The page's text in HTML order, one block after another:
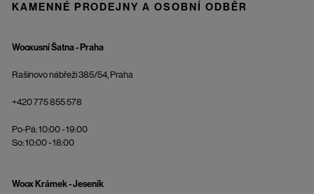
KAMENNÉ PRODEJNY A OSOBNÍ ODBĚR
Wooxusní Šatna - Praha
Rašínovo nábřeží 385/54, Praha
+420 775 855 578
Po-Pá: 10:00 - 19:00
So: 10:00 - 18:00
Woox Krámek - Jeseník